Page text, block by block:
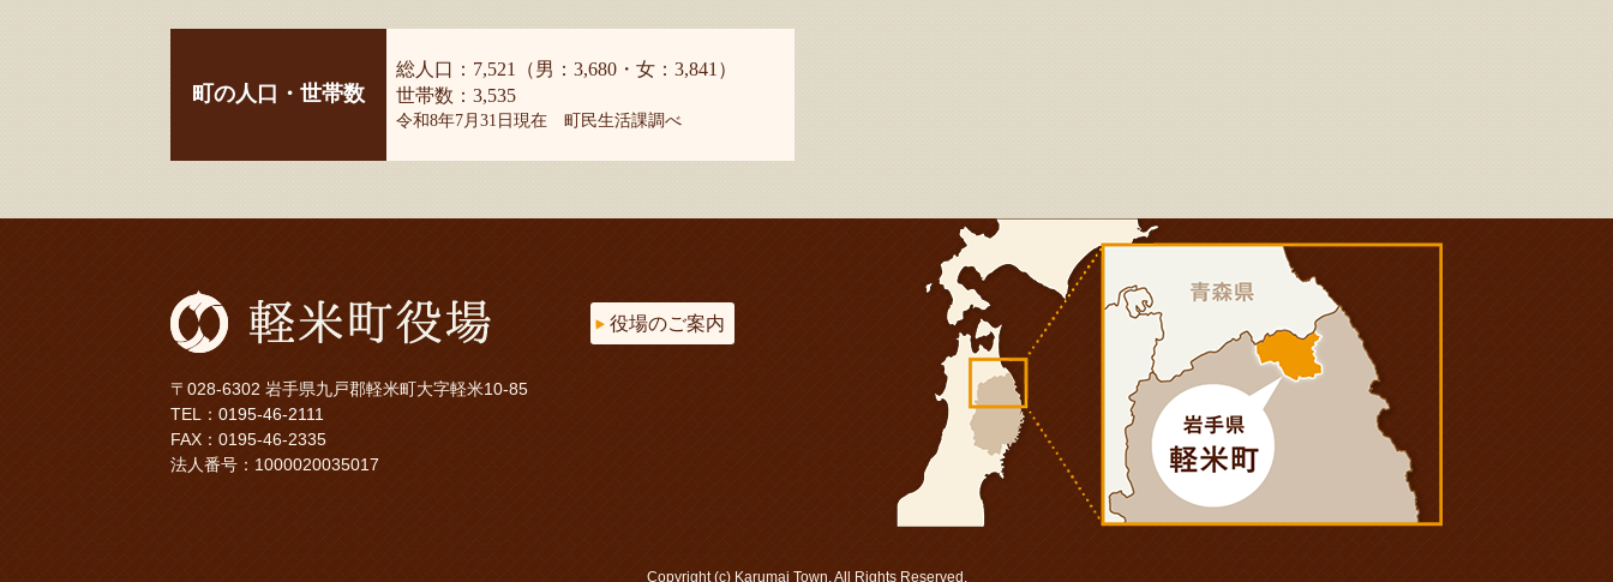
町の人口・世帯数
総人口：7,521（男：3,680・女：3,841）
世帯数：3,535
令和8年7月31日現在 町民生活課調べ
〒028-6302 岩手県九戸郡軽米町大字軽米10-85
TEL： 0195-46-2111
FAX：0195-46-2335
法人番号：1000020035017
役場のご案内
Copyright (c) Karumai Town. All Rights Reserved.